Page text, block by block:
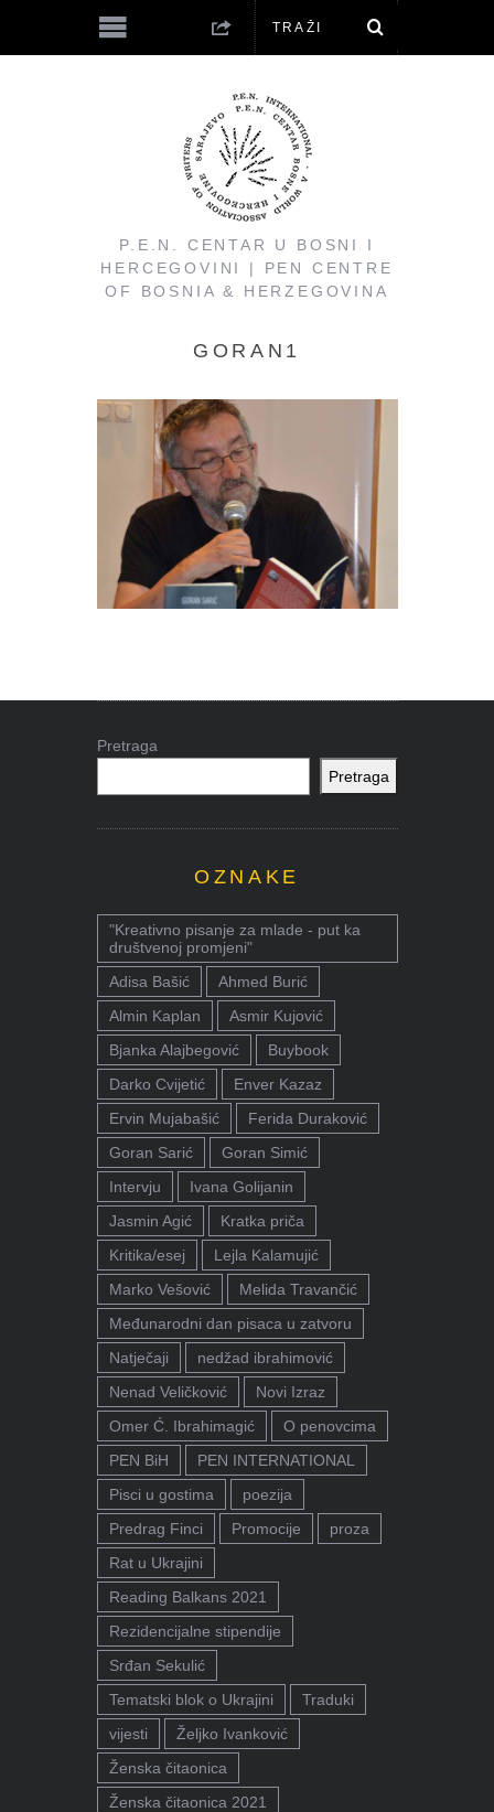
P.E.N. CENTAR U BOSNI I
HERCEGOVINI | PEN CENTRE
OF BOSNIA & HERZEGOVINA
GORAN1
Pretraga
Pretraga
OZNAKE
"Kreativno pisanje za mlade - put ka
društvenoj promjeni"
Adisa Bašić
Ahmed Burić
Almin Kaplan
Asmir Kujović
Bjanka Alajbegović
Buybook
Darko Cvijetić
Enver Kazaz
Ervin Mujabašić
Ferida Duraković
Goran Sarić
Goran Simić
Intervju
Ivana Golijanin
Jasmin Agić
Kratka priča
Kritika/esej
Lejla Kalamujić
Marko Vešović
Melida Travančić
Međunarodni dan pisaca u zatvoru
Natječaji
nedžad ibrahimović
Nenad Veličković
Novi Izraz
Omer Ć. Ibrahimagić
O penovcima
PEN BiH
PEN INTERNATIONAL
Pisci u gostima
poezija
Predrag Finci
Promocije
proza
Rat u Ukrajini
Reading Balkans 2021
Rezidencijalne stipendije
Srđan Sekulić
Tematski blok o Ukrajini
Traduki
vijesti
Željko Ivanković
Ženska čitaonica
Ženska čitaonica 2021